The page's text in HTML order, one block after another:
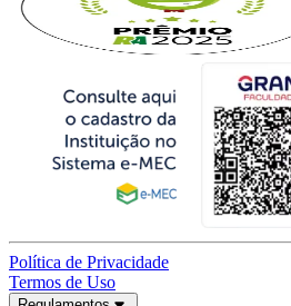
Política de Privacidade
Termos de Uso